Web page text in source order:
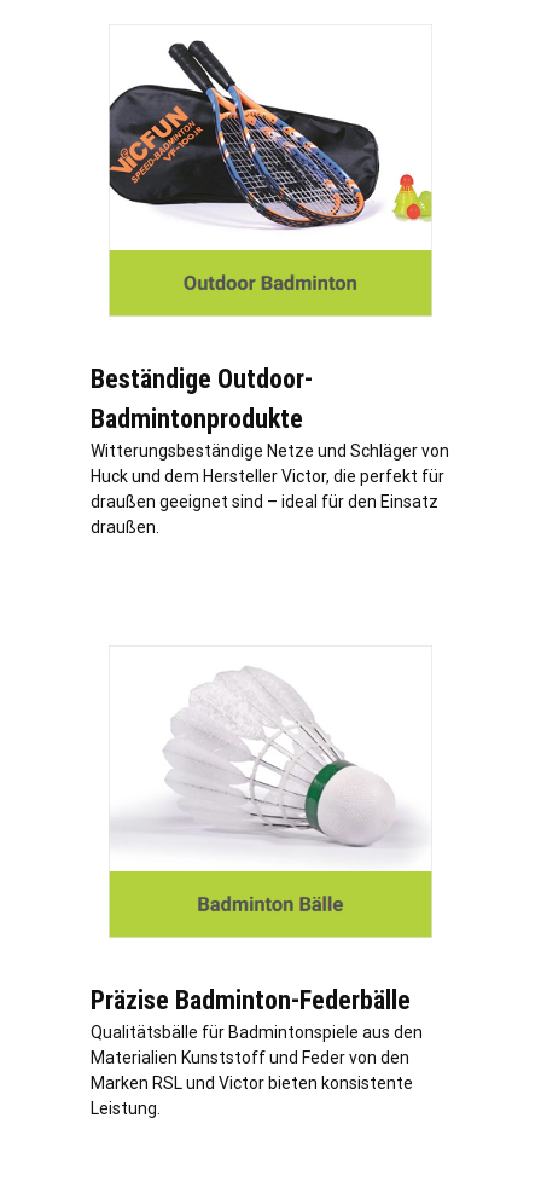
Beständige Outdoor-
Badmintonprodukte
Witterungsbeständige Netze und Schläger von
Huck und dem Hersteller Victor, die perfekt für
draußen geeignet sind – ideal für den Einsatz
draußen.
Präzise Badminton-Federbälle
Qualitätsbälle für Badmintonspiele aus den
Materialien Kunststoff und Feder von den
Marken RSL und Victor bieten konsistente
Leistung.